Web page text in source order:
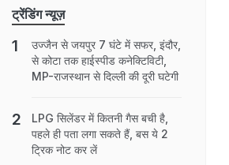
ट्रेंडिंग न्यूज़
उज्जैन से जयपुर 7 घंटे में सफर, इंदौर,
से कोटा तक हाईस्पीड कनेक्टिविटी,
MP-राजस्थान से दिल्ली की दूरी घटेगी
LPG सिलेंडर में कितनी गैस बची है,
पहले ही पता लगा सकते हैं, बस ये 2
ट्रिक नोट कर लें